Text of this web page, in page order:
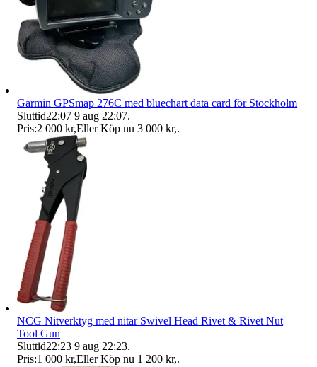
Garmin GPSmap 276C med bluechart data card för Stockholm
Sluttid22:07 9 aug 22:07.
Pris:2 000 kr,Eller Köp nu 3 000 kr,.
NCG Nitverktyg med nitar Swivel Head Rivet & Rivet Nut
Tool Gun
Sluttid22:23 9 aug 22:23.
Pris:1 000 kr,Eller Köp nu 1 200 kr,.